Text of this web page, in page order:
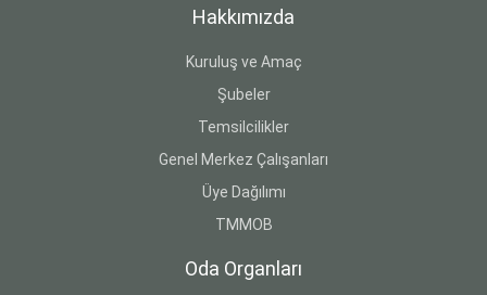
Hakkımızda
Kuruluş ve Amaç
Şubeler
Temsilcilikler
Genel Merkez Çalışanları
Üye Dağılımı
TMMOB
Oda Organları